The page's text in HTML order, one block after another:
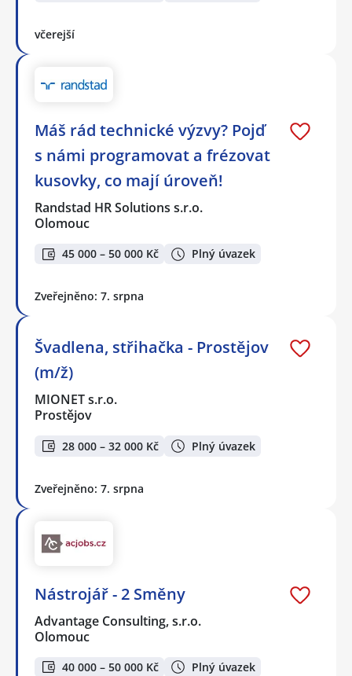
včerejší
Máš rád technické výzvy? Pojď
s námi programovat a frézovat
kusovky, co mají úroveň!
Randstad HR Solutions s.r.o.
Olomouc
45 000 – 50 000 Kč Plný úvazek
Zveřejněno: 7. srpna
Švadlena, střihačka - Prostějov
(m/ž)
MIONET s.r.o.
Prostějov
28 000 – 32 000 Kč Plný úvazek
Zveřejněno: 7. srpna
Nástrojář - 2 Směny
Advantage Consulting, s.r.o.
Olomouc
40 000 – 50 000 Kč
Plný úvazek